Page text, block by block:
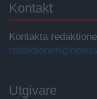
Kontakt
Kontakta
Utgivare